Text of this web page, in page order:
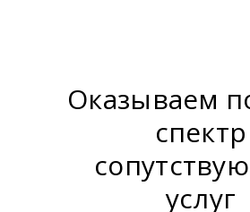
Оказываем
спектр
услуг